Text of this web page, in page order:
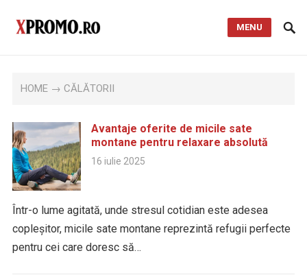
MENU
HOME → CĂLĂTORII
Avantaje oferite de micile sate
montane pentru relaxare absolută
16 iulie 2025
Într-o lume agitată, unde stresul cotidian este adesea
copleșitor, micile sate montane reprezintă refugii perfecte
pentru cei care doresc să…